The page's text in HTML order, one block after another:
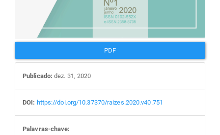
PDF
Publicado: dez. 31, 2020
DOI: https://doi.org/10.37370/raizes.2020.v40.751
Palavras-chave: